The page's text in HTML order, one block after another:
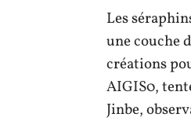
Les
une couche
créations
AIGIS0,
Jinbe,